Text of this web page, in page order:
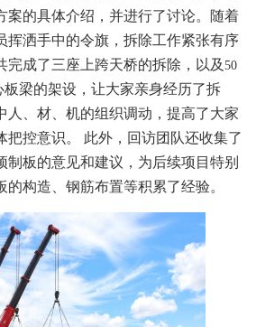
案的具体介绍，并进行了讨论。随着
挥洒手中的令旗，拆除工作紧张有序
完成了三座上跨天桥的拆除，以及50
板梁的架设，让大家亲身经历了拆
人、材、机的组织调动，提高了大家
控意识。
此外，回访团队还收集了
制板的意见和建议，为后续项目特别
的构造、钢筋布置等积累了经验。